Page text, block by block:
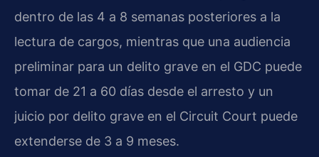
dentro de las 4 a 8 semanas posteriores a la
lectura de cargos, mientras que una audiencia
preliminar para un delito grave en el GDC puede
tomar de 21 a 60 días desde el arresto y un
juicio por delito grave en el Circuit Court puede
extenderse de 3 a 9 meses.